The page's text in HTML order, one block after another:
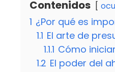
Contenidos
1 ¿Por qué es
1.1 El arte de
1.1.1 Cómo
1.2 El poder del